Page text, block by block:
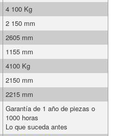
4 100 Kg
2 150 mm
2605 mm
1155 mm
4100 Kg
2150 mm
2215 mm
Garantía de 1 año de piezas o
1000 horas
Lo que suceda antes